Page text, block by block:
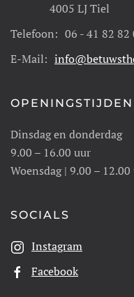
4005 LJ Tiel
Telefoon: 06 - 41 82 82
E-Mail:
OPENINGSTIJDEN
Dinsdag en donderdag
9.00 – 16.00 uur
Woensdag | 9.00 –
SOCIALS
Instagram
Facebook